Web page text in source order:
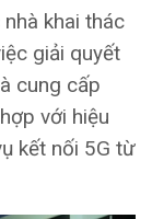
khai thác
giải quyết
cung cấp
với hiệu
kết nối 5G từ